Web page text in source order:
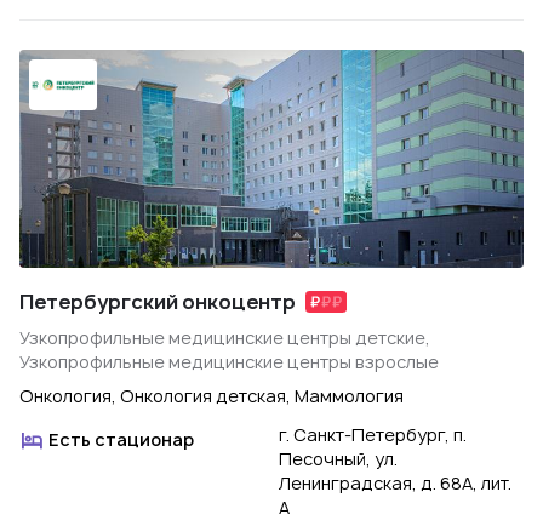
Петербургский онкоцентр
Узкопрофильные медицинские центры детские,
Узкопрофильные медицинские центры взрослые
Онкология, Онкология детская, Маммология
Есть стационар
г. Санкт-Петербург, п.
Песочный, ул.
Ленинградская, д. 68А, лит.
А